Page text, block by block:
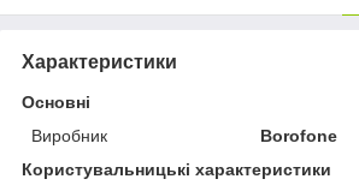
Характеристики
Основні
Виробник
Borofone
Користувальницькі характеристики